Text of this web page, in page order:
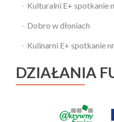
Kulturalni E+ spotkanie
Dobro w dłoniach
Kulinarni E+ spotkanie
DZIAŁANIA